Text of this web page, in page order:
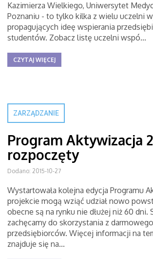
Kazimierza Wielkiego, Uniwersytet
Poznaniu - to tylko kilka z wielu uczelni
propagujących ideę wspierania
studentów. Zobacz listę uczelni wspó...
CZYTAJ WIĘCEJ
ZARZĄDZANIE
Program Aktywizacja
rozpoczęty
Dodano: 2015-10-27
Wystartowała kolejna edycja Programu
projekcie mogą wziąć udział nowo
obecne są na rynku nie dłużej niż 60 dni.
zachęcamy do skorzystania z
przedsiębiorców. Więcej informacji na
znajduje się na...